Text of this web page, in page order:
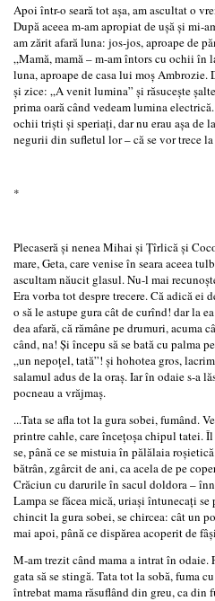
Apoi într-o seară tot aşa, am ascultat o
După aceea m-am apropiat de uşă şi mi-
am zărit afară luna: jos-jos, aproape de
„Mamă, mamă – m-am întors cu ochii în
luna, aproape de casa lui moş Ambrozie.
şi zice: „A venit lumina” şi răsuceşte
prima oară când vedeam lumina
ochii trişti şi speriaţi, dar nu erau aşa de
negurii din sufletul lor – că se vor trece
*
Plecaseră şi nenea Mihai şi Ţîrlică şi
mare, Geta, care venise în seara aceea
ascultam năucit glasul. Nu-l mai
Era vorba tot despre trecere. Că adică ei
o să le astupe gura cât de curînd! dar la
dea afară, că rămâne pe drumuri, acuma
când, na! Şi începu să se bată cu palma
„un nepoţel, tată”! şi hohotea gros,
salamul adus de la oraş. Iar în odaie s-a
pocneau a vrăjmaş.
...Tata se afla tot la gura sobei, fumând.
printre cahle, care înceţoşa chipul tatei.
se, până ce se mistuia în pălălaia
bătrân, zgârcit de ani, ca acela de pe
Crăciun cu darurile în sacul doldora –
Lampa se făcea mică, uriaşi întunecaţi
chincit la gura sobei, se chircea: cât un
mai apoi, până ce dispărea acoperit de
M-am trezit când mama a intrat în odaie.
gata să se stingă. Tata tot la sobă, fuma
întrebat mama răsuflând din greu, ca